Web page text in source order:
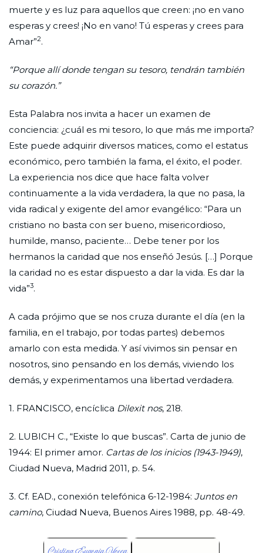
muerte y es luz para aquellos que creen: ¡no en vano
esperas y crees! ¡No en vano! Tú esperas y crees para
Amar”2.
“Porque allí donde tengan su tesoro, tendrán también
su corazón.”
Esta Palabra nos invita a hacer un examen de
conciencia: ¿cuál es mi tesoro, lo que más me importa?
Este puede adquirir diversos matices, como el estatus
económico, pero también la fama, el éxito, el poder.
La experiencia nos dice que hace falta volver
continuamente a la vida verdadera, la que no pasa, la
vida radical y exigente del amor evangélico: “Para un
cristiano no basta con ser bueno, misericordioso,
humilde, manso, paciente… Debe tener por los
hermanos la caridad que nos enseñó Jesús. […] Porque
la caridad no es estar dispuesto a dar la vida. Es dar la
vida”3.
A cada prójimo que se nos cruza durante el día (en la
familia, en el trabajo, por todas partes) debemos
amarlo con esta medida. Y así vivimos sin pensar en
nosotros, sino pensando en los demás, viviendo los
demás, y experimentamos una libertad verdadera.
1. FRANCISCO, encíclica Dilexit nos, 218.
2. LUBICH C., “Existe lo que buscas”. Carta de junio de
1944: El primer amor. Cartas de los inicios (1943-1949),
Ciudad Nueva, Madrid 2011, p. 54.
3. Cf. EAD., conexión telefónica 6-12-1984: Juntos en
camino, Ciudad Nueva, Buenos Aires 1988, pp. 48-49.